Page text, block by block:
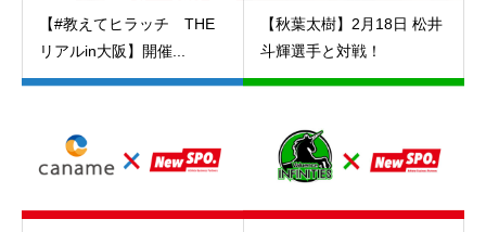
【#教えてヒラッチ THE
リアルin大阪】開催...
【秋葉太樹】2月18日 松井
斗輝選手と対戦！